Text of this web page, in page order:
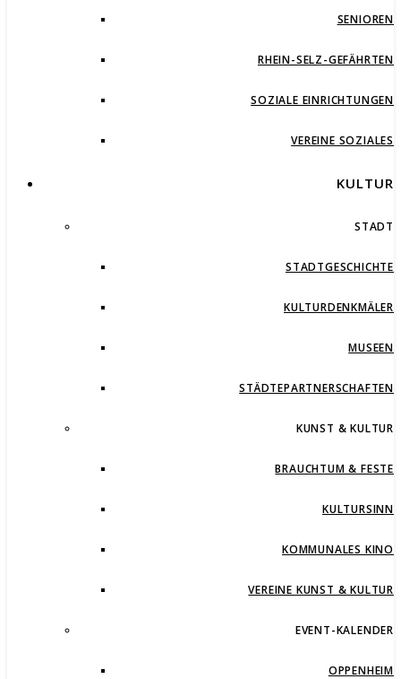
SENIOREN
RHEIN-SELZ-GEFÄHRTEN
SOZIALE EINRICHTUNGEN
VEREINE SOZIALES
KULTUR
STADT
STADTGESCHICHTE
KULTURDENKMÄLER
MUSEEN
STÄDTEPARTNERSCHAFTEN
KUNST & KULTUR
BRAUCHTUM & FESTE
KULTURSINN
KOMMUNALES KINO
VEREINE KUNST & KULTUR
EVENT-KALENDER
OPPENHEIM